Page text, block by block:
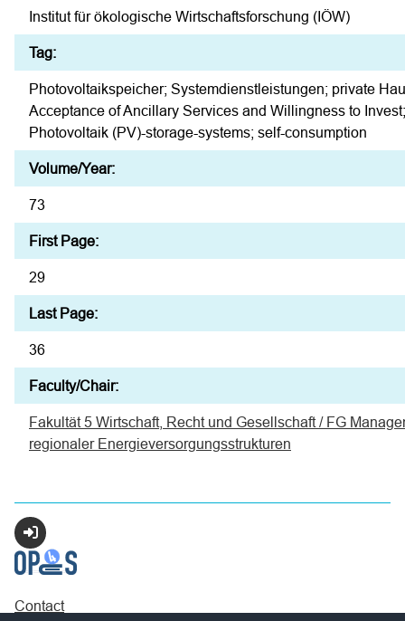
Institut für ökologische Wirtschaftsforschung (IÖW)
Tag:
Photovoltaikspeicher; Systemdienstleistungen; private
Acceptance of Ancillary Services and Willingness to Invest;
Photovoltaik (PV)-storage-systems; self-consumption
Volume/Year:
73
First Page:
29
Last Page:
36
Faculty/Chair:
Fakultät 5 Wirtschaft, Recht und Gesellschaft / FG
regionaler Energieversorgungsstrukturen
Login
Contact